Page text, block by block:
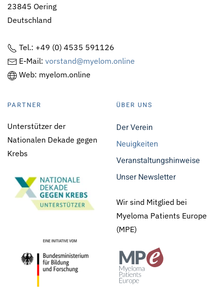
23845 Oering
Deutschland
Tel.: +49 (0) 4535 591126
E-Mail: vorstand@myelom.online
Web: myelom.online
PARTNER
Unterstützer der
Nationalen Dekade gegen
Krebs
ÜBER UNS
Der Verein
Neuigkeiten
Veranstaltungshinweise
Unser Newsletter
Wir sind Mitglied bei
Myeloma Patients Europe
(MPE)